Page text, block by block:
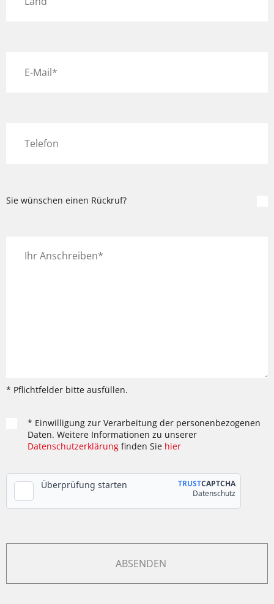
Sie wünschen einen Rückruf?
* Pflichtfelder bitte ausfüllen.
* Einwilligung zur Verarbeitung der personenbezogenen
Daten. Weitere Informationen zu unserer
Datenschutzerklärung finden Sie hier